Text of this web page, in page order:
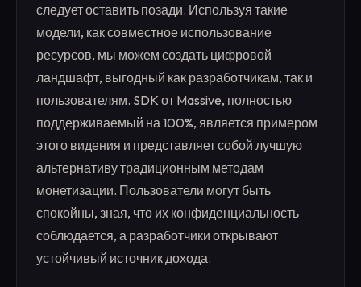
следует оставить позади. Используя такие
модели, как совместное использование
ресурсов, мы можем создать цифровой
ландшафт, выгодный как разработчикам, так и
пользователям. SDK от Massive, полностью
поддерживаемый на 100%, является примером
этого видения и представляет собой лучшую
альтернативу традиционным методам
монетизации. Пользователи могут быть
спокойны, зная, что их конфиденциальность
соблюдается, а разработчики открывают
устойчивый источник дохода.